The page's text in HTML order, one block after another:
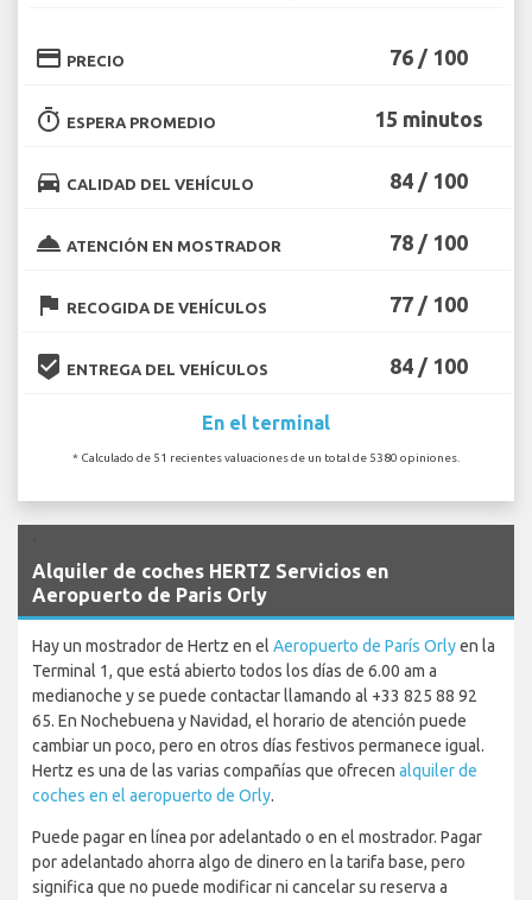
credit_card PRECIO 76 / 100
timer ESPERA PROMEDIO 15 minutos
directions_car CALIDAD DEL VEHÍCULO 84 / 100
room_service ATENCIÓN EN MOSTRADOR 78 / 100
flag RECOGIDA DE VEHÍCULOS 77 / 100
beenhere ENTREGA DEL VEHÍCULOS 84 / 100
En el terminal
* Calculado de 51 recientes valuaciones de un total de 5380 opiniones.
Alquiler de coches HERTZ Servicios en
Aeropuerto de Paris Orly
Hay un mostrador de Hertz en el Aeropuerto de París Orlyen la
Terminal 1, que está abierto todos los días de 6.00 am a
medianoche y se puede contactar llamando al +33 825 88 92
65. En Nochebuena y Navidad, el horario de atención puede
cambiar un poco, pero en otros días festivos permanece igual.
Hertz es una de las varias compañías que ofrecen alquiler de
coches en el aeropuerto de Orly.
Puede pagar en línea por adelantado o en el mostrador. Pagar
por adelantado ahorra algo de dinero en la tarifa base, pero
significa que no puede modificar ni cancelar su reserva a